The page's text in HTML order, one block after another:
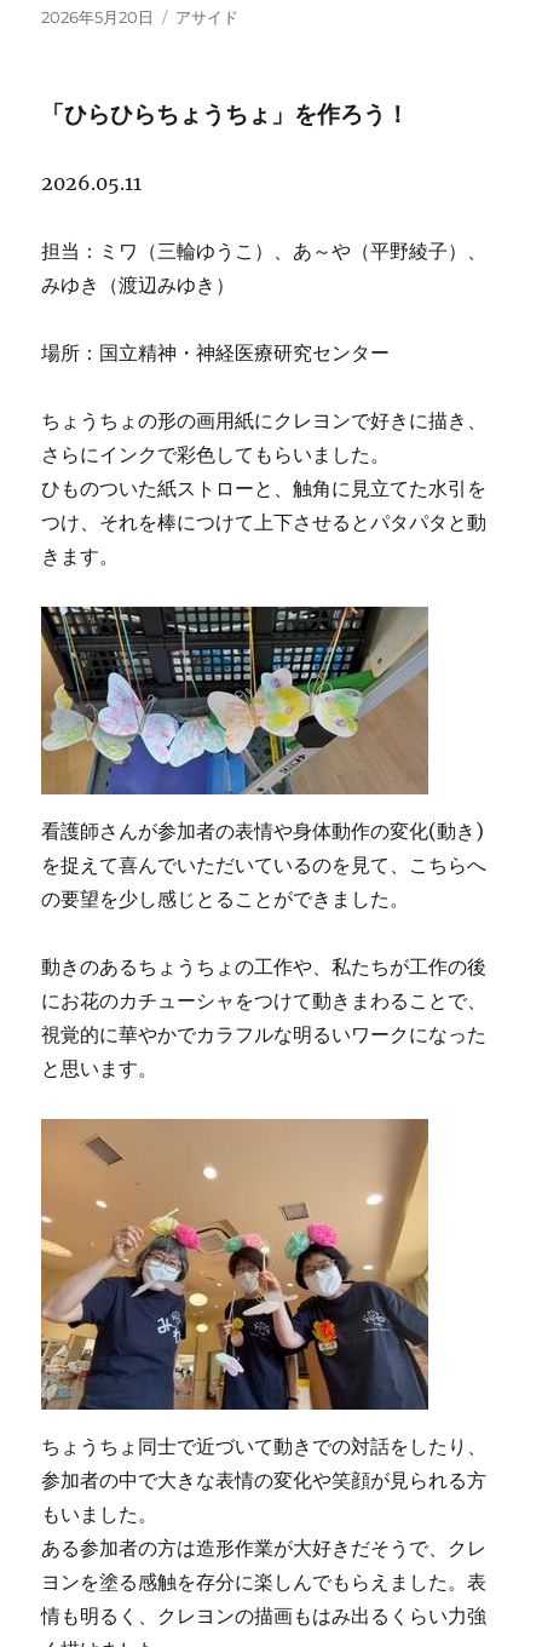
投
2026年5月20日
フ
ッ
アサイド
「ひらひらちょうちょ」を作ろう！
2026.05.11
担当：ミワ（三輪ゆうこ）、あ～や（平野綾子）、
みゆき（渡辺みゆき）
場所：国立精神・神経医療研究センター
ちょうちょの形の画用紙にクレヨンで好きに描き、
さらにインクで彩色してもらいました。
ひものついた紙ストローと、触角に見立てた水引を
つけ、それを棒につけて上下させるとパタパタと動
きます。
看護師さんが参加者の表情や身体動作の変化(動き)
を捉えて喜んでいただいているのを見て、こちらへ
の要望を少し感じとることができました。
動きのあるちょうちょの工作や、私たちが工作の後
にお花のカチューシャをつけて動きまわることで、
視覚的に華やかでカラフルな明るいワークになった
と思います。
ちょうちょ同士で近づいて動きでの対話をしたり、
参加者の中で大きな表情の変化や笑顔が見られる方
もいました。
ある参加者の方は造形作業が大好きだそうで、クレ
ヨンを塗る感触を存分に楽しんでもらえました。表
情も明るく、クレヨンの描画もはみ出るくらい力強